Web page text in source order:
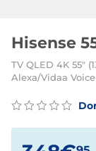
Hisense
TV QLED 4K 55"
Alexa/Vidaa